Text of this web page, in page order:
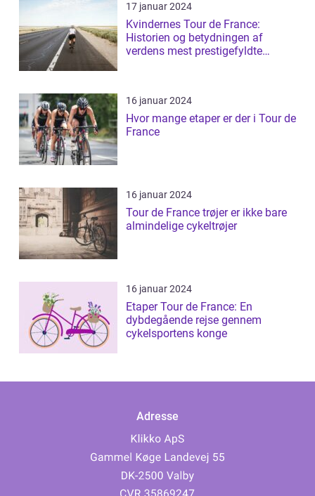
17 januar 2024
Kvindernes Tour de France:
Historien og betydningen af
verdens mest prestigefyldte
16 januar 2024
Hvor mange etaper er der i Tour de
France
16 januar 2024
Tour de France trøjer er ikke bare
almindelige cykeltrøjer
16 januar 2024
Etaper Tour de France: En
dybdegående rejse gennem
cykelsportens konge
Adresse